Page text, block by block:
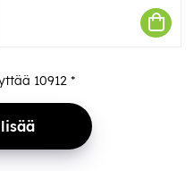
10912 *